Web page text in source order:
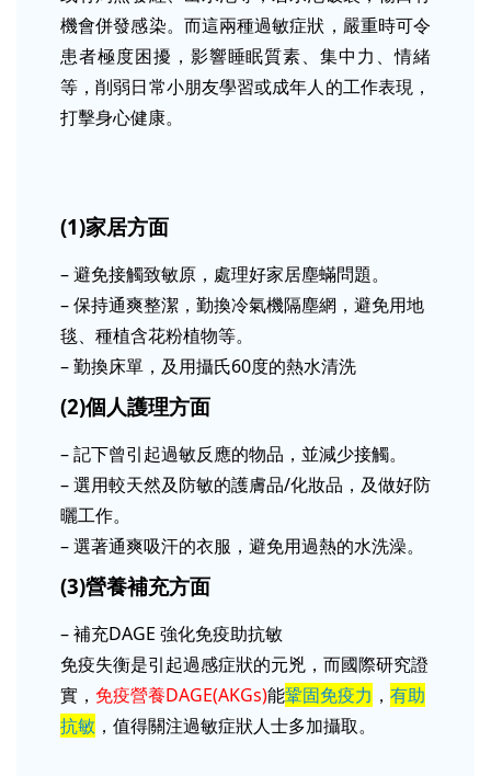
機會併發感染。而這兩種過敏症狀，嚴重時可令
患者極度困擾，影響睡眠質素、集中力、情緒
等，削弱日常小朋友學習或成年人的工作表現，
打擊身心健康。
(1)家居方面
– 避免接觸致敏原，處理好家居塵蟎問題。
– 保持通爽整潔，勤換冷氣機隔塵網，避免用地
毯、種植含花粉植物等。
– 勤換床單，及用攝氏60度的熱水清洗
(2)個人護理方面
– 記下曾引起過敏反應的物品，並減少接觸。
– 選用較天然及防敏的護膚品/化妝品，及做好防
曬工作。
– 選著通爽吸汗的衣服，避免用過熱的水洗澡。
(3)營養補充方面
– 補充DAGE 強化免疫助抗敏
免疫失衡是引起過感症狀的元兇，而國際研究證
實， 免疫營養DAGE(AKGs)能鞏固免疫力 ， 有助
抗敏 ，值得關注過敏症狀人士多加攝取。